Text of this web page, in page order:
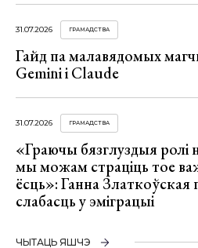
31.07.2026 ГРАМАДСТВА
Гайд па малавядомых
Gemini і Claude
31.07.2026 ГРАМАДСТВА
«Граючы бязглуздыя
мы можам страціць тое
ёсць»: Ганна Златкоўская
слабасць у эміграцыі
ЧЫТАЦЬ ЯШЧЭ